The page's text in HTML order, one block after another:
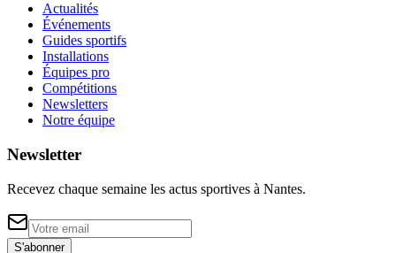
Actualités
Événements
Guides sportifs
Installations
Équipes pro
Compétitions
Newsletters
Notre équipe
Newsletter
Recevez chaque semaine les actus sportives à Nantes.
S'abonner